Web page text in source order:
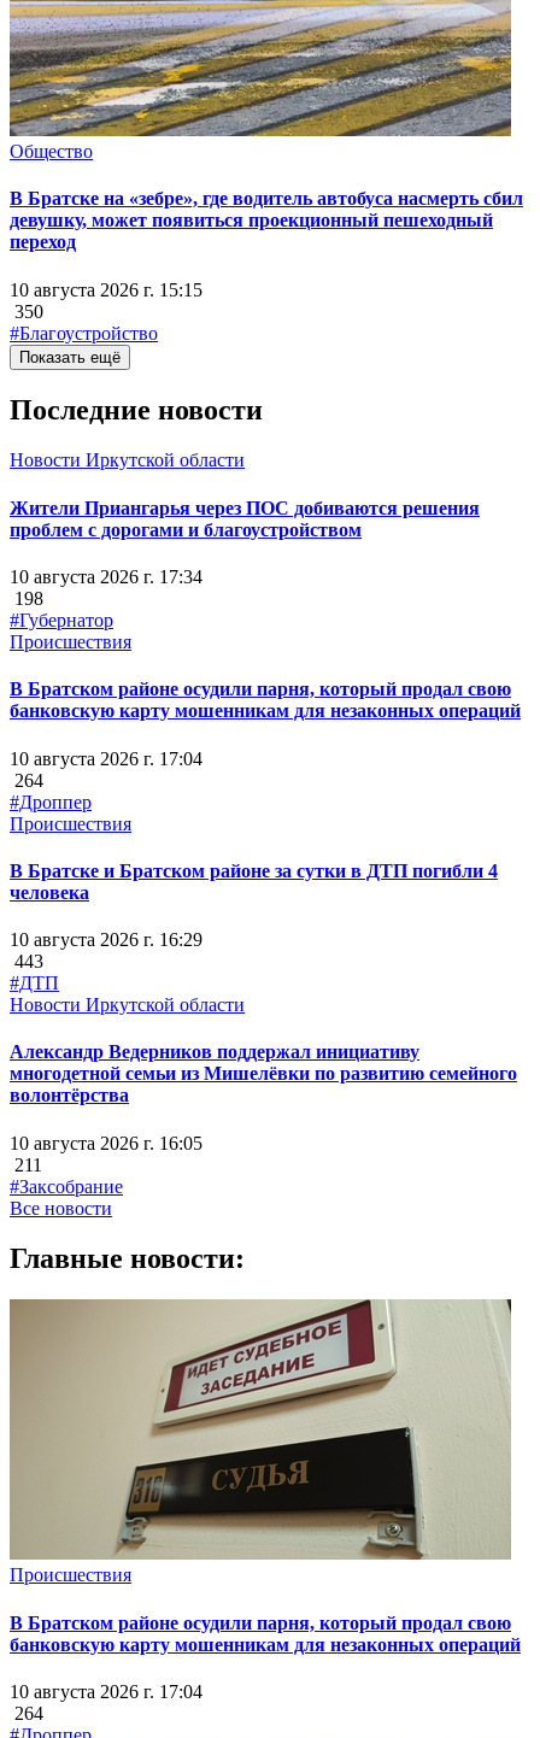
Общество
В Братске на «зебре», где водитель автобуса насмерть сбил
девушку, может появиться проекционный пешеходный
переход
10 августа 2026 г. 15:15
350
#Благоустройство
Показать ещё
Последние новости
Новости Иркутской области
Жители Приангарья через ПОС добиваются решения
проблем с дорогами и благоустройством
10 августа 2026 г. 17:34
198
#Губернатор
Происшествия
В Братском районе осудили парня, который продал свою
банковскую карту мошенникам для незаконных операций
10 августа 2026 г. 17:04
264
#Дроппер
Происшествия
В Братске и Братском районе за сутки в ДТП погибли 4
человека
10 августа 2026 г. 16:29
443
#ДТП
Новости Иркутской области
Александр Ведерников поддержал инициативу
многодетной семьи из Мишелёвки по развитию семейного
волонтёрства
10 августа 2026 г. 16:05
211
#Заксобрание
Все новости
Главные новости:
Происшествия
В Братском районе осудили парня, который продал свою
банковскую карту мошенникам для незаконных операций
10 августа 2026 г. 17:04
264